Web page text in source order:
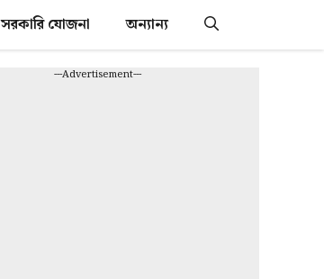
সরকারি যোজনা অন্যান্য
---Advertisement---